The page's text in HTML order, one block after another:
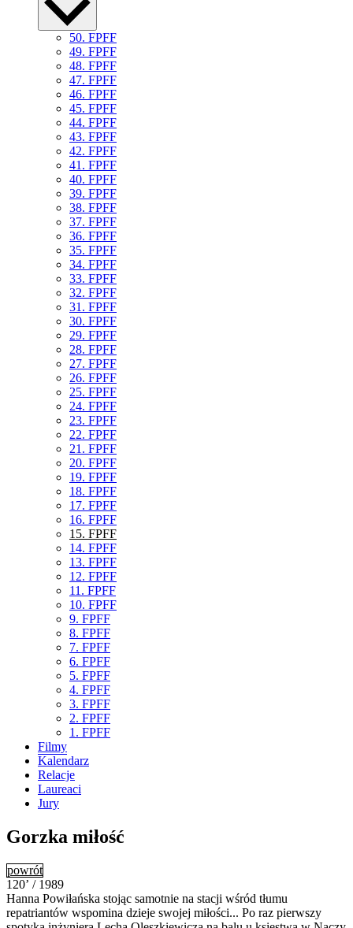
50. FPFF
49. FPFF
48. FPFF
47. FPFF
46. FPFF
45. FPFF
44. FPFF
43. FPFF
42. FPFF
41. FPFF
40. FPFF
39. FPFF
38. FPFF
37. FPFF
36. FPFF
35. FPFF
34. FPFF
33. FPFF
32. FPFF
31. FPFF
30. FPFF
29. FPFF
28. FPFF
27. FPFF
26. FPFF
25. FPFF
24. FPFF
23. FPFF
22. FPFF
21. FPFF
20. FPFF
19. FPFF
18. FPFF
17. FPFF
16. FPFF
15. FPFF
14. FPFF
13. FPFF
12. FPFF
11. FPFF
10. FPFF
9. FPFF
8. FPFF
7. FPFF
6. FPFF
5. FPFF
4. FPFF
3. FPFF
2. FPFF
1. FPFF
Filmy
Kalendarz
Relacje
Laureaci
Jury
Gorzka miłość
powrót
120’ / 1989
Hanna Powiłańska stojąc samotnie na stacji wśród tłumu
repatriantów wspomina dzieje swojej miłości... Po raz pierwszy